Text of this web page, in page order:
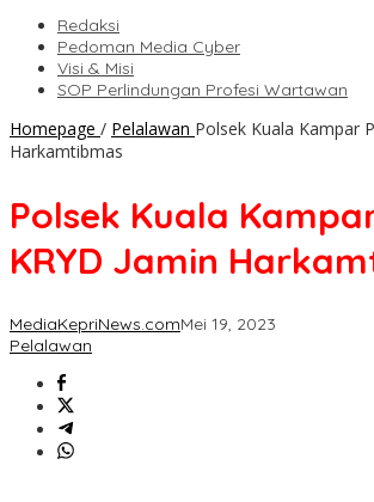
Redaksi
Pedoman Media Cyber
Visi & Misi
SOP Perlindungan Profesi Wartawan
Homepage / Pelalawan Polsek Kuala Kampar
Harkamtibmas
Polsek Kuala
KRYD Jamin
MediaKepriNews.comMei 19, 2023
Pelalawan